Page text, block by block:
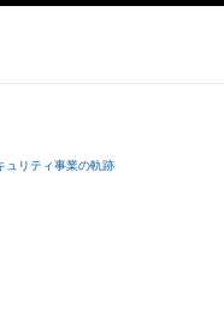
ュリティ事業の軌跡